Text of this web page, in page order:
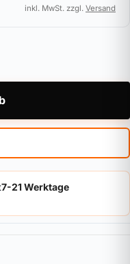
inkl. MwSt. zzgl. Versand
7-21 Werktage